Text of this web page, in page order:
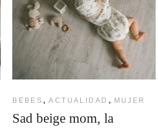
BEBES , ACTUALIDAD , MUJER
Sad beige mom, la